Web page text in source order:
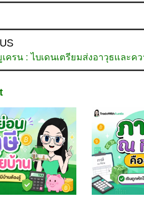
เครน : ไบเดนเตรียมส่งอาวุธและค